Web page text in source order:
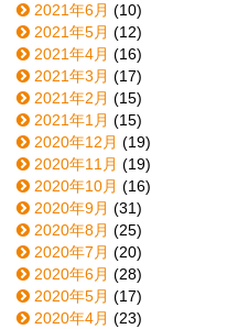
2021年6月 (10)
2021年5月 (12)
2021年4月 (16)
2021年3月 (17)
2021年2月 (15)
2021年1月 (15)
2020年12月 (19)
2020年11月 (19)
2020年10月 (16)
2020年9月 (31)
2020年8月 (25)
2020年7月 (20)
2020年6月 (28)
2020年5月 (17)
2020年4月 (23)